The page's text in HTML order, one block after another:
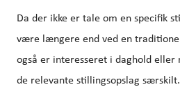
Da der ikke er tale om en specifik
være længere end ved en
også er interesseret i daghold eller
de relevante stillingsopslag særskilt.